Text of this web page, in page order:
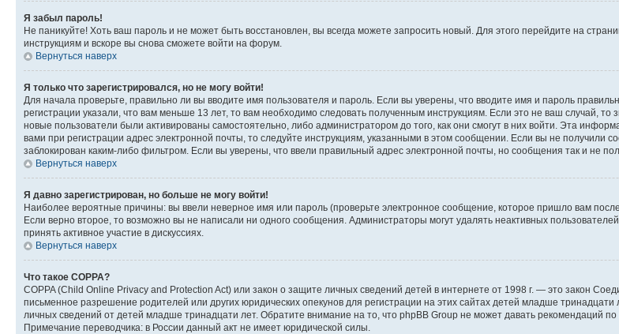
Я забыл пароль!
Не паникуйте! Хоть ваш пароль и не может быть восстановлен, вы всегда можете запросить новый. Для этого перейдите на
инструкциям и вскоре вы снова сможете войти на форум.
Вернуться наверх
Я только что зарегистрировался, но не могу войти!
Для начала проверьте, правильно ли вы вводите имя пользователя и пароль. Если вы уверены, что вводите имя и пароль
регистрации указали, что вам меньше 13 лет, то вам необходимо следовать полученным инструкциям. Если это не ваш случай,
новые пользователи были активированы самостоятельно, либо администратором до того, как они смогут в них войти. Эта
вами при регистрации адрес электронной почты, то следуйте инструкциям, указанными в этом сообщении. Если вы не получили
заблокирован каким-либо фильтром. Если вы уверены, что ввели правильный адрес электронной почты, но сообщения так и не
Вернуться наверх
Я давно зарегистрирован, но больше не могу войти!
Наиболее вероятные причины: вы ввели неверное имя или пароль (проверьте электронное сообщение, которое пришло вам
Если верно второе, то возможно вы не написали ни одного сообщения. Администраторы могут удалять неактивных
принять активное участие в дискуссиях.
Вернуться наверх
Что такое COPPA?
COPPA (Child Online Privacy and Protection Act) или закон о защите личных сведений детей в интернете от 1998 г. — это закон
письменное разрешение родителей или других юридических опекунов для регистрации на этих сайтах детей младше
личных сведений от детей младше тринадцати лет. Обратите внимание на то, что phpBB Group не может давать рекомендаций
Примечание переводчика: в России данный акт не имеет юридической силы.